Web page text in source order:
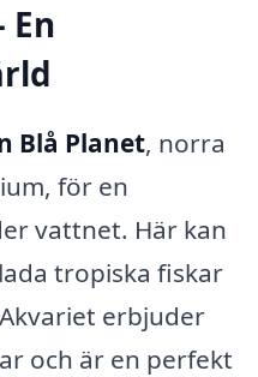
En
Blå Planet, norra
för en
vattnet. Här kan
tropiska fiskar
erbjuder
och är en perfekt